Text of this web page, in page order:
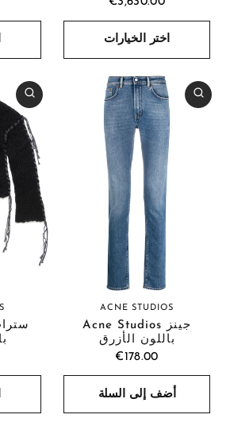
اختر الخيارات
ACNE STUDIOS
جينز Acne Studios
باللون الأزرق
€178.00
أضف إلى السلة